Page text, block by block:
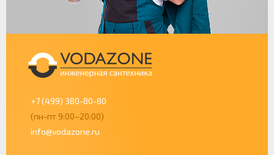
+7 (499) 380-80-80
(пн-пт 9:00–20:00)
info@vodazone.ru